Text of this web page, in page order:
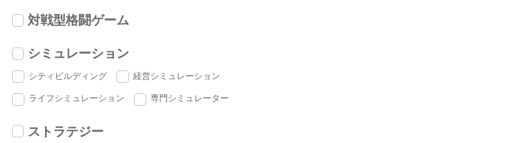
対戦型格闘ゲーム
シミュレーション
シティビルディング 経営シミュレーション
ライフシミュレーション 専門シミュレーター
ストラテジー